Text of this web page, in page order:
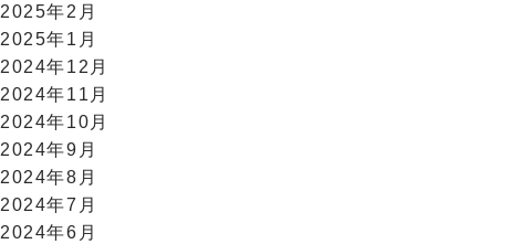
2025年2月
2025年1月
2024年12月
2024年11月
2024年10月
2024年9月
2024年8月
2024年7月
2024年6月